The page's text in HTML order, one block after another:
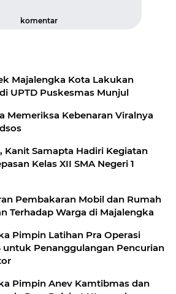
komentar
Majalengka Kota Lakukan
UPTD Puskesmas Munjul
Memeriksa Kebenaran Viralnya
Kanit Samapta Hadiri Kegiatan
Kelas XII SMA Negeri 1
Pembakaran Mobil dan Rumah
Terhadap Warga di Majalengka
Pimpin Latihan Pra Operasi
untuk Penanggulangan Pencurian
Pimpin Anev Kamtibmas dan